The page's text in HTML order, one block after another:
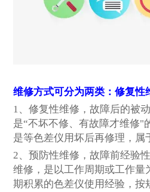
维修方式可分为两类：修复性
1、修复性维修，故障后的被
是“不坏不修、有故障才维修"
是等色差仪用坏后再修理，属
2、预防性维修，故障前经验
维修，是以工作周期或工作量
期积累的色差仪使用经验，按